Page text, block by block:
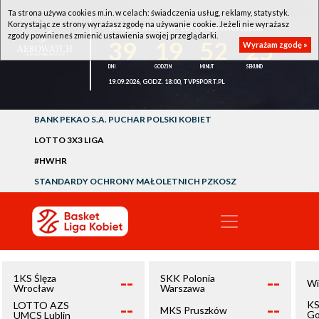
1KS ŚLĘZA WROCŁAW - LOTTO AZS UMCS LUBLIN
25
19.09.2026, GODZ. 18:00, TVPSPORT.PL
BANK PEKAO S.A. PUCHAR POLSKI KOBIET
LOTTO 3X3 LIGA
#HWHR
STANDARDY OCHRONY MAŁOLETNICH PZKOSZ
1KS Ślęza
Wrocław
--
LOTTO AZS
UMCS Lublin
--
SKK Polonia
Warszawa
--
MKS Pruszków --
Ta strona używa cookies m.in. w celach: świadczenia usług, reklamy, statystyk.
Korzystając ze strony wyrażasz zgodę na używanie cookie. Jeżeli nie wyrażasz
zgody powinieneś zmienić ustawienia swojej przeglądarki.
Wyrażam zgodę »